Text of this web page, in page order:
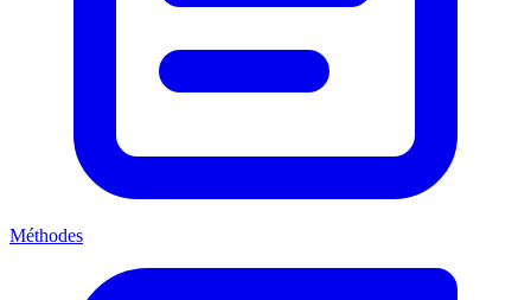
Méthodes